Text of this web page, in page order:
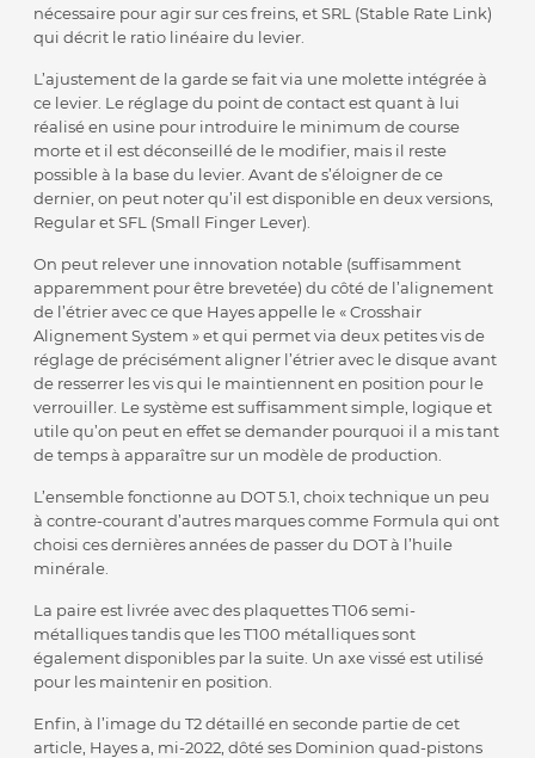
nécessaire pour agir sur ces freins, et SRL (Stable Rate Link)
qui décrit le ratio linéaire du levier.
L’ajustement de la garde se fait via une molette intégrée à
ce levier. Le réglage du point de contact est quant à lui
réalisé en usine pour introduire le minimum de course
morte et il est déconseillé de le modifier, mais il reste
possible à la base du levier. Avant de s’éloigner de ce
dernier, on peut noter qu’il est disponible en deux versions,
Regular et SFL (Small Finger Lever).
On peut relever une innovation notable (suffisamment
apparemment pour être brevetée) du côté de l’alignement
de l’étrier avec ce que Hayes appelle le « Crosshair
Alignement System » et qui permet via deux petites vis de
réglage de précisément aligner l’étrier avec le disque avant
de resserrer les vis qui le maintiennent en position pour le
verrouiller. Le système est suffisamment simple, logique et
utile qu’on peut en effet se demander pourquoi il a mis tant
de temps à apparaître sur un modèle de production.
L’ensemble fonctionne au DOT 5.1, choix technique un peu
à contre-courant d’autres marques comme Formula qui ont
choisi ces dernières années de passer du DOT à l’huile
minérale.
La paire est livrée avec des plaquettes T106 semi-
métalliques tandis que les T100 métalliques sont
également disponibles par la suite. Un axe vissé est utilisé
pour les maintenir en position.
Enfin, à l’image du T2 détaillé en seconde partie de cet
article, Hayes a, mi-2022, dôté ses Dominion quad-pistons